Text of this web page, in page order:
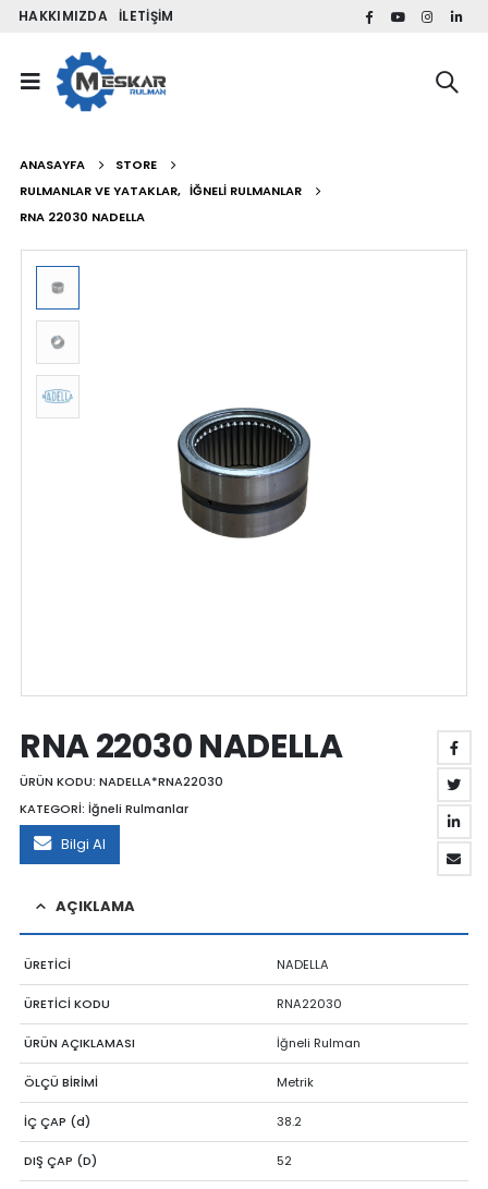
HAKKIMIZDA İLETIŞIM
ANASAYFA
STORE
RULMANLAR VE YATAKLAR, İĞNELI RULMANLAR
RNA 22030 NADELLA
RNA 22030 NADELLA
ÜRÜN KODU: NADELLA*RNA22030
KATEGORİ: İğneli Rulmanlar
Bilgi Al
AÇIKLAMA
ÜRETİCİ NADELLA
ÜRETİCİ KODU RNA22030
ÜRÜN AÇIKLAMASI İğneli Rulman
ÖLÇÜ BİRİMİ Metrik
İÇ ÇAP (d) 38.2
DIŞ ÇAP (D) 52